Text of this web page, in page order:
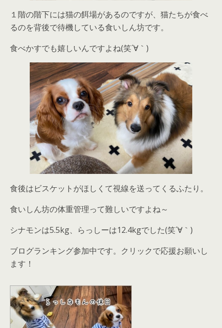
１階の階下には猫の餌場があるのですが、猫たちが食べ
るのを背後で待機している食いしん坊です。
食べかすでも嬉しいんですよね(笑´∀｀)
食後はビスケットがほしくて視線を送ってくるふたり。
食いしん坊の体重管理って難しいですよね～
シナモンは5.5kg、らっしーは12.4kgでした(笑´∀｀)
ブログランキング参加中です。クリックで応援お願いし
ます！